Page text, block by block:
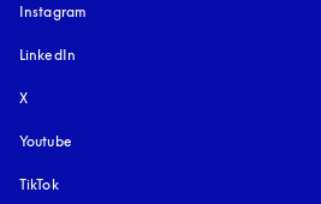
Instagram
LinkedIn
X
Youtube
TikTok